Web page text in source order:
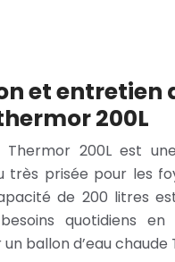
et entretien
200L
Thermor 200L est
très prisée pour les
de 200 litres
quotidiens en
ballon d’eau chaude